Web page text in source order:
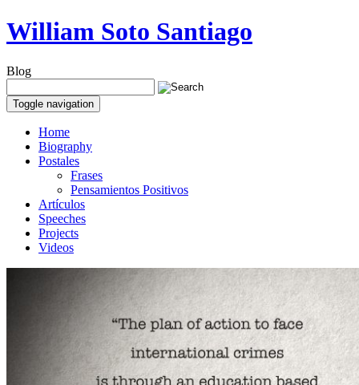
William Soto Santiago
Blog
Toggle navigation
Home
Biography
Postales
Frases
Pensamientos Positivos
Artículos
Speeches
Projects
Videos